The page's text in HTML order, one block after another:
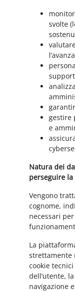
svolte
gestire
e
Natura dei
perseguire
Vengono
cognome,
necessari
La
strettamente
cookie
dell’utente,
navigazione